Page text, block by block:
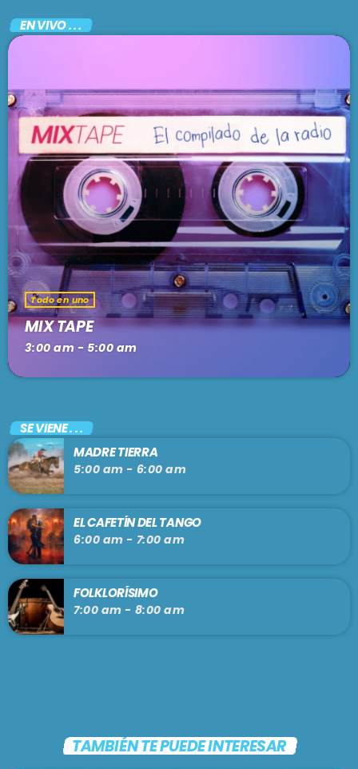
EN VIVO . . .
Todo en uno
MIX TAPE
3:00 am - 5:00 am
SE VIENE . . .
MADRE TIERRA
5:00 am - 6:00 am
EL CAFETÍN DEL TANGO
6:00 am - 7:00 am
FOLKLORÍSIMO
7:00 am - 8:00 am
TAMBIÉN TE PUEDE INTERESAR